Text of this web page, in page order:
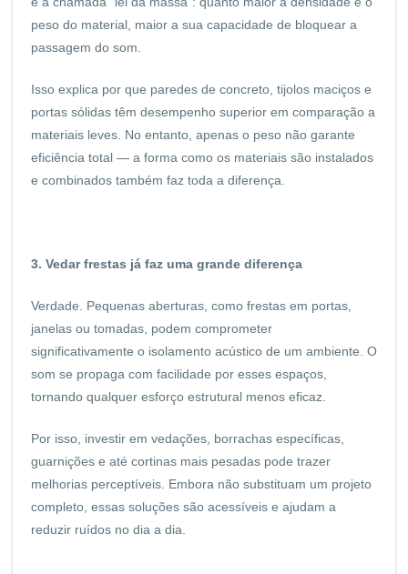
peso do material, maior a sua capacidade de bloquear a
passagem do som.
Isso explica por que paredes de concreto, tijolos maciços e
portas sólidas têm desempenho superior em comparação a
materiais leves. No entanto, apenas o peso não garante
eficiência total — a forma como os materiais são instalados
e combinados também faz toda a diferença.
3. Vedar frestas já faz uma grande diferença
Verdade. Pequenas aberturas, como frestas em portas,
janelas ou tomadas, podem comprometer
significativamente o isolamento acústico de um ambiente. O
som se propaga com facilidade por esses espaços,
tornando qualquer esforço estrutural menos eficaz.
Por isso, investir em vedações, borrachas específicas,
guarnições e até cortinas mais pesadas pode trazer
melhorias perceptíveis. Embora não substituam um projeto
completo, essas soluções são acessíveis e ajudam a
reduzir ruídos no dia a dia.